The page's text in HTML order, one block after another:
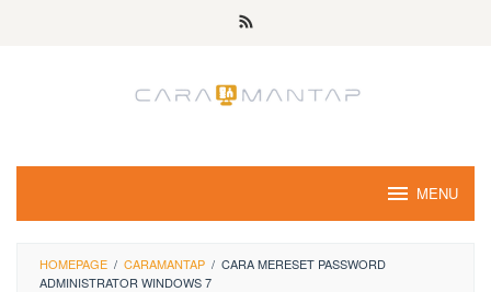
MENU
HOMEPAGE / CARAMANTAP / CARA MERESET PASSWORD
ADMINISTRATOR WINDOWS 7